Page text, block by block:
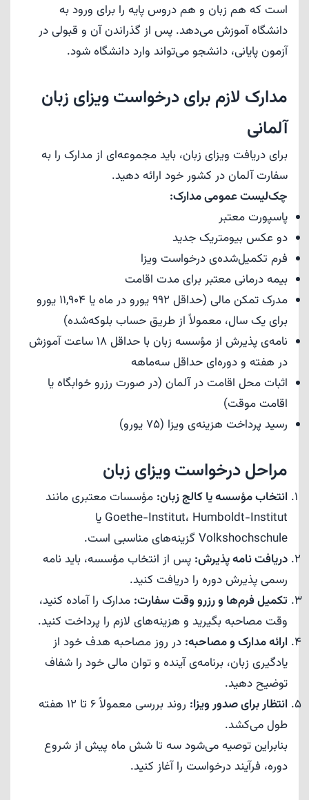
است که هم زبان و هم دروس پایه را برای ورود به
دانشگاه آموزش می‌دهد. پس از گذراندن آن و قبولی در
آزمون پایانی، دانشجو می‌تواند وارد دانشگاه شود.
مدارک لازم برای درخواست ویزای زبان
آلمانی
برای دریافت ویزای زبان، باید مجموعه‌ای از مدارک را به
سفارت آلمان در کشور خود ارائه دهید.
چک‌لیست عمومی مدارک:
پاسپورت معتبر
دو عکس بیومتریک جدید
فرم تکمیل‌شده‌ی درخواست ویزا
بیمه درمانی معتبر برای مدت اقامت
مدرک تمکن مالی (حداقل 992 یورو در ماه یا 11,904 یورو
برای یک سال، معمولاً از طریق حساب بلوکه‌شده)
نامه‌ی پذیرش از مؤسسه زبان با حداقل 18 ساعت آموزش
در هفته و دوره‌ای حداقل سه‌ماهه
اثبات محل اقامت در آلمان (در صورت رزرو خوابگاه یا
اقامت موقت)
رسید پرداخت هزینه‌ی ویزا (75 یورو)
مراحل درخواست ویزای زبان
انتخاب مؤسسه یا کالج زبان: مؤسسات معتبری مانند
Goethe-Institut، Humboldt-Institut یا
Volkshochschule گزینه‌های مناسبی است.
دریافت نامه پذیرش: پس از انتخاب مؤسسه، باید نامه
رسمی پذیرش دوره را دریافت کنید.
تکمیل فرم‌ها و رزرو وقت سفارت: مدارک را آماده کنید،
وقت مصاحبه بگیرید و هزینه‌های لازم را پرداخت کنید.
ارائه مدارک و مصاحبه: در روز مصاحبه هدف خود از
یادگیری زبان، برنامه‌ی آینده و توان مالی خود را شفاف
توضیح دهید.
انتظار برای صدور ویزا:
روند بررسی معمولاً 6 تا 12 هفته
طول می‌کشد.
بنابراین توصیه می‌شود سه تا شش ماه پیش از شروع
دوره، فرآیند درخواست را آغاز کنید.